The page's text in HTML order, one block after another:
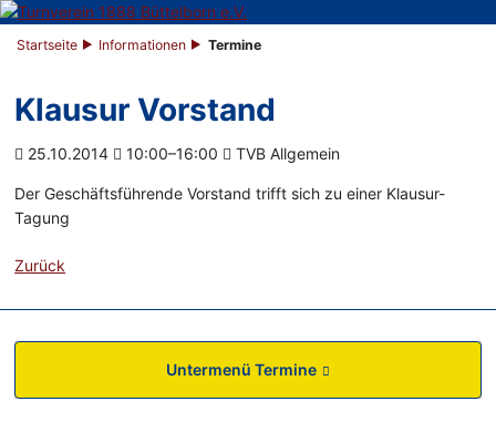
Startseite Informationen Termine
Klausur Vorstand
25.10.2014 10:00–16:00 TVB Allgemein
Der Geschäftsführende Vorstand trifft sich zu einer Klausur-
Tagung
Zurück
Untermenü Termine